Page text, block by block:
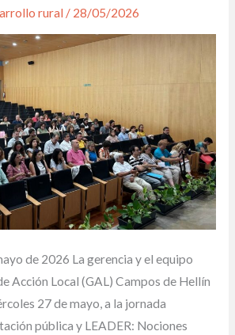
rural / 28/05/2026
de 2026 La gerencia y el equipo
Acción Local (GAL) Campos de Hellín
27 de mayo, a la jornada
pública y LEADER: Nociones